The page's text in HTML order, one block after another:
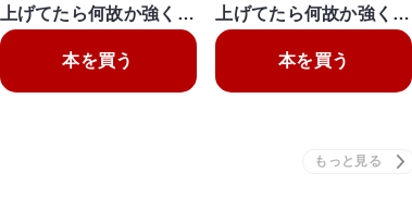
上げてたら何故か強く…
本を買う
上げてたら何故か強く…
本を買う